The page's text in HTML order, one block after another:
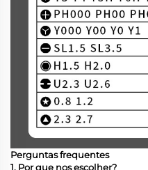
Perguntas frequentes
1. Por que nos escolher?